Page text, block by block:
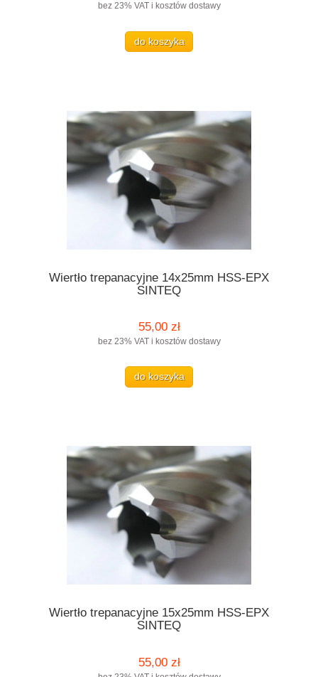
bez 23% VAT i kosztów dostawy
do koszyka
Wiertło trepanacyjne 14x25mm HSS-EPX
SINTEQ
55,00 zł
bez 23% VAT i kosztów dostawy
do koszyka
Wiertło trepanacyjne 15x25mm HSS-EPX
SINTEQ
55,00 zł